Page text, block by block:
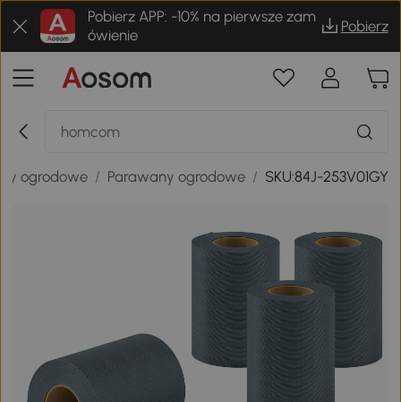
Pobierz APP: -10% na pierwsze zam
ówienie
Pobierz
ogrodowe / Parawany ogrodowe / SKU:84J-253V01GY